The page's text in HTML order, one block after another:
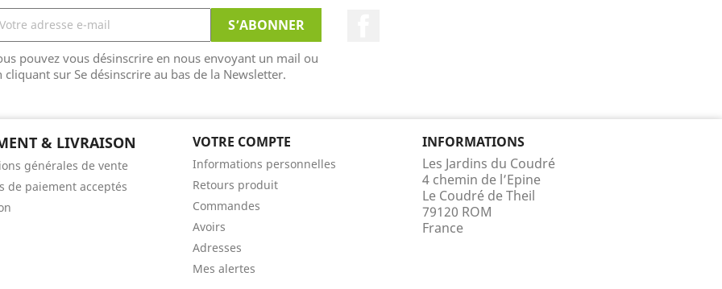
pouvez vous désinscrire en nous envoyant un mail ou
cliquant sur Se désinscrire au bas de la Newsletter.
& LIVRAISON
générales de vente
de paiement acceptés
VOTRE COMPTE
Informations personnelles
Retours produit
Commandes
Avoirs
Adresses
Mes alertes
INFORMATIONS
Les Jardins du Coudré
4 chemin de l’Epine
Le Coudré de Theil
79120 ROM
France